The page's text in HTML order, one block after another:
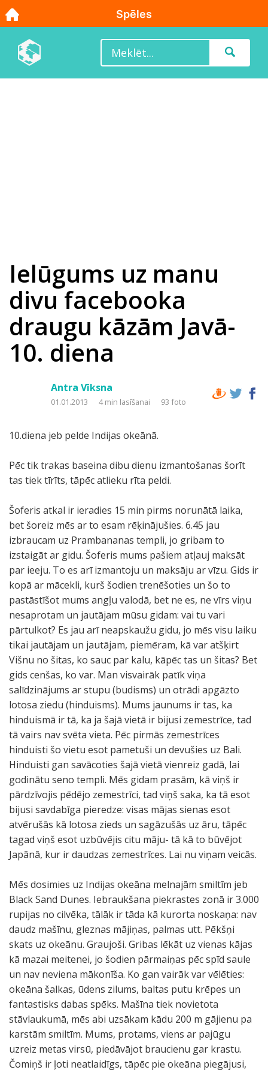
Ielūgums uz manu
divu facebooka
draugu kāzām Javā-
10. diena
Antra Vīksna
01.01.2013 4 min lasīšanai 93 foto
10.diena jeb pelde Indijas okeānā.
Pēc tik trakas baseina dibu dienu izmantošanas šorīt
tas tiek tīrīts, tāpēc atlieku rīta peldi.
Šoferis atkal ir ieradies 15 min pirms norunātā laika,
bet šoreiz mēs ar to esam rēķinājušies. 6.45 jau
izbraucam uz Prambananas templi, jo gribam to
izstaigāt ar gidu. Šoferis mums pašiem atļauj maksāt
par ieeju. To es arī izmantoju un maksāju ar vīzu. Gids ir
kopā ar mācekli, kurš šodien trenēšoties un šo to
pastāstīšot mums angļu valodā, bet ne es, ne vīrs viņu
nesaprotam un jautājam mūsu gidam: vai tu vari
pārtulkot? Es jau arī neapskaužu gidu, jo mēs visu laiku
tikai jautājam un jautājam, piemēram, kā var atšķirt
Višnu no šitas, ko sauc par kalu, kāpēc tas un šitas? Bet
gids cenšas, ko var. Man visvairāk patīk viņa
salīdzinājums ar stupu (budisms) un otrādi apgāzto
lotosa ziedu (hinduisms). Mums jaunums ir tas, ka
hinduismā ir tā, ka ja šajā vietā ir bijusi zemestrīce, tad
tā vairs nav svēta vieta. Pēc pirmās zemestrīces
hinduisti šo vietu esot pametuši un devušies uz Bali.
Hinduisti gan savācoties šajā vietā vienreiz gadā, lai
godinātu seno templi. Mēs gidam prasām, kā viņš ir
pārdzīvojis pēdējo zemestrīci, tad viņš saka, ka tā esot
bijusi savdabīga pieredze: visas mājas sienas esot
atvērušās kā lotosa zieds un sagāzušās uz āru, tāpēc
tagad viņš esot uzbūvējis citu māju- tā kā to būvējot
Japānā, kur ir daudzas zemestrīces. Lai nu viņam veicās.
Mēs dosimies uz Indijas okeāna melnajām smiltīm jeb
Black Sand Dunes. Iebraukšana piekrastes zonā ir 3.000
rupijas no cilvēka, tālāk ir tāda kā kurorta noskaņa: nav
daudz mašīnu, gleznas mājiņas, palmas utt. Pēkšņi
skats uz okeānu. Graujoši. Gribas lēkāt uz vienas kājas
kā mazai meitenei, jo šodien pārmaiņas pēc spīd saule
un nav neviena mākonīša. Ko gan vairāk var vēlēties:
okeāna šalkas, ūdens zilums, baltas putu krēpes un
fantastisks dabas spēks. Mašīna tiek novietota
stāvlaukumā, mēs abi uzsākam kādu 200 m gājienu pa
karstām smiltīm. Mums, protams, viens ar pajūgu
uzreiz metas virsū, piedāvājot braucienu gar krastu.
Čomiņš ir ļoti neatlaidīgs, tāpēc pie okeāna piegājusi,